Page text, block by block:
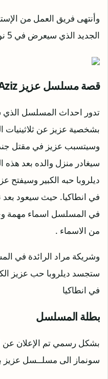
وأنتهى فريق العمل من
الجديد الذي سيعرض في 5 نوفمبر.
قصة مسلسل عزيز Aziz
تدور احداث المسلسل الذي
بشخصية عزيز عن ثلاثينيات
وسيتسبب عزيز في مقتل
سيغادر منزل والده بعد
ديلروبا حبه الكبير وسيفتح
في انطاكيا. حيث سيعود
في المسلسل اسماء مهمة
من الاسماء .
وشريكة مراد الرائدة في
ستجسد ديلروبا حب عزيز
في انطاكيا
بطلة المسلسل
بشكل رسمي تم الإعلان عن
سونماز الى مسلــسل عزيز